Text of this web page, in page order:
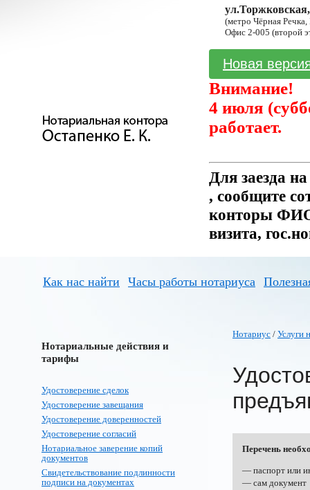
(метро Чёрная
Офис 2-005 (второй
Новая
Внимание!
4 июля
работает.
Для заезда
, сообщите
конторы ФИО
визита,
Как нас найти Часы работы нотариуса
Нотариальные действия и
тарифы
Удостоверение сделок
Удостоверение завещания
Удостоверение доверенностей
Удостоверение согласий
Нотариальное заверение копий
документов
Свидетельствование подлинности
подписи на документах
Нотариус / Услуги
Перечень
— паспорт или
— сам документ